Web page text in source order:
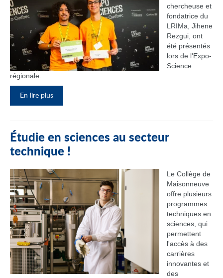
chercheuse et
fondatrice du
LRIMa, Jihene
Rezgui, ont
été présentés
lors de l'Expo-
Science
régionale.
En lire plus
Étudie en sciences au secteur
technique !
Le Collège de
Maisonneuve
offre plusieurs
programmes
techniques en
sciences, qui
permettent
l'accès à des
carrières
innovantes et
des